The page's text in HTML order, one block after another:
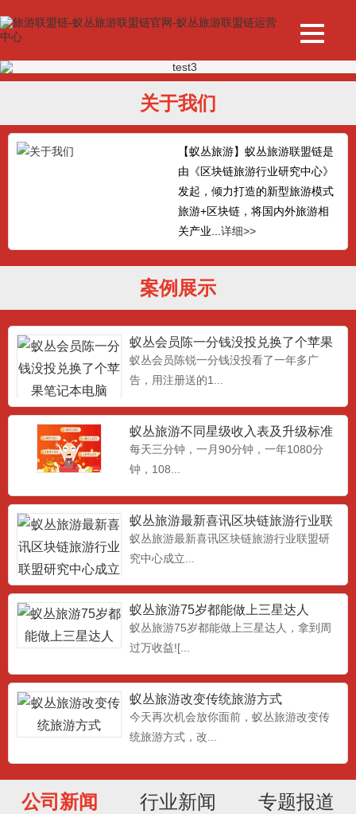
关于我们
【蚁丛旅游】蚁丛旅游联盟链是
由《区块链旅游行业研究中心》
发起，倾力打造的新型旅游模式
旅游+区块链，将国内外旅游相
关产业... 详细>>
案例展示
蚁丛会员陈一分钱没投兑换了个苹果
笔记本电脑
蚁丛会员陈锐一分钱没投看了一年多广
告，用注册送的1...
蚁丛旅游不同星级收入表及升级标准
条件
每天三分钟，一月90分钟，一年1080分
钟，108...
蚁丛旅游最新喜讯区块链旅游行业联
盟研究中心成立
蚁丛旅游最新喜讯区块链旅游行业联盟研
究中心成立...
蚁丛旅游75岁都能做上三星达人
蚁丛旅游75岁都能做上三星达人，拿到周
过万收益![...
蚁丛旅游改变传统旅游方式
今天再次机会放你面前，蚁丛旅游改变传
统旅游方式，改...
公司新闻 行业新闻 专题报道